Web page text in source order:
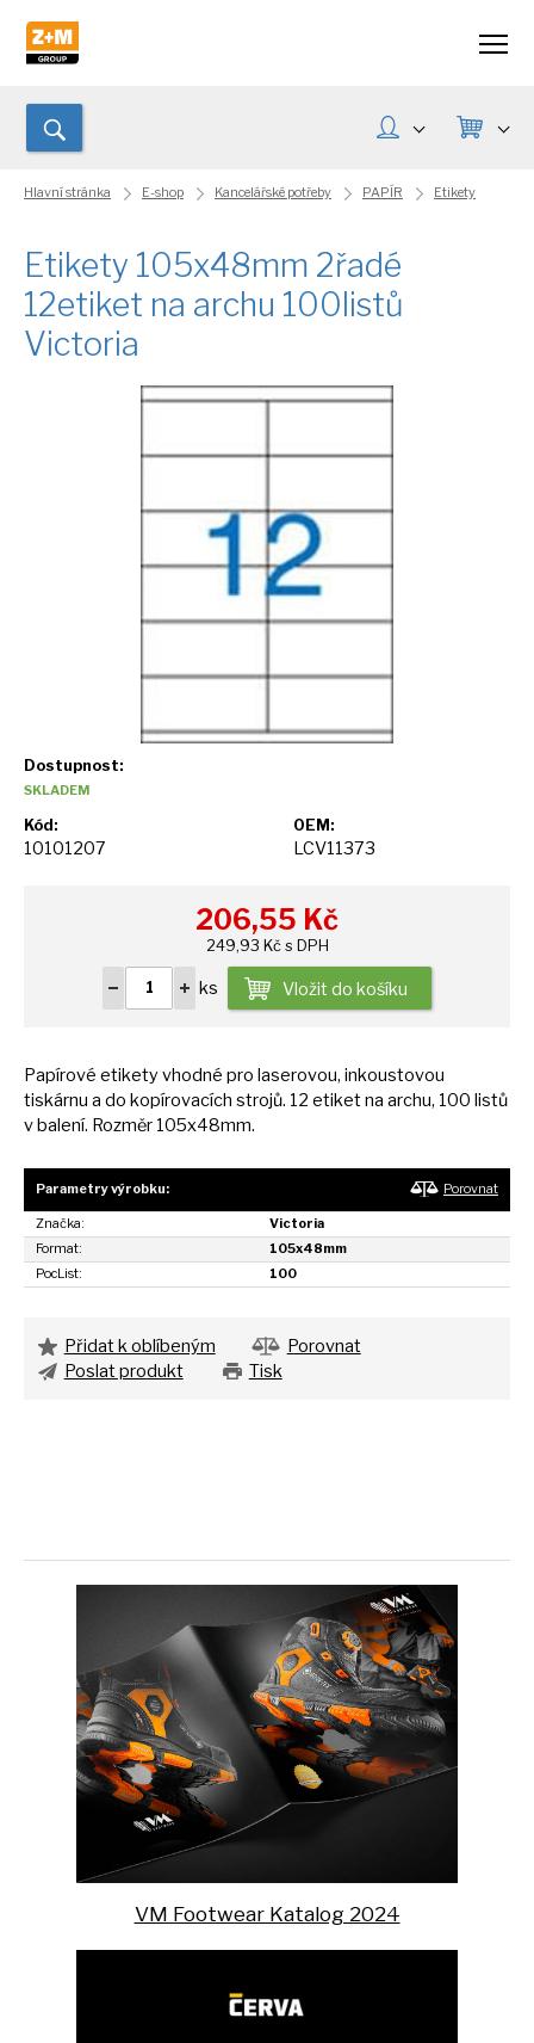
Hlavní stránka E-shop Kancelářské potřeby PAPÍR Etikety
Etikety 105x48mm 2řadé
12etiket na archu 100listů
Victoria
Dostupnost:
SKLADEM
Kód:
10101207
OEM:
LCV11373
206,55 Kč
249,93 Kč s DPH
ks Vložit do košíku
Papírové etikety vhodné pro laserovou, inkoustovou
tiskárnu a do kopírovacích strojů. 12 etiketna archu, 100 listů
vbalení. Rozměr 105x48mm.
Parametry výrobku: Porovnat
Značka:
Victoria
Format:
105x48mm
PocList:
100
Přidat k oblíbeným
Porovnat
Poslat produkt
Tisk
VM Footwear Katalog 2024